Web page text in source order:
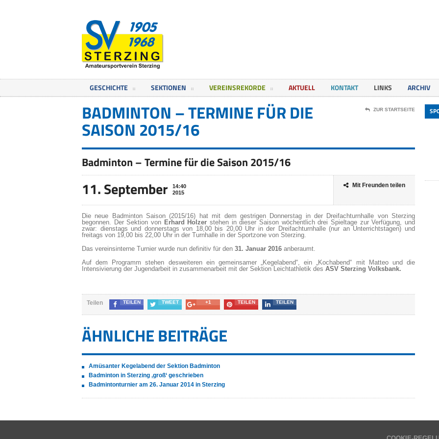
GESCHICHTE SEKTIONEN VEREINSREKORDE AKTUELL KONTAKT LINKS ARCHIV
BADMINTON – TERMINE FÜR DIE
SAISON 2015/16
ZUR STARTSEITE
Badminton – Termine für die Saison 2015/16
11. September
14:40
2015
Mit Freunden teilen
Die neue Badminton Saison (2015/16) hat mit dem gestrigen Donnerstag in der Dreifachturnhalle von Sterzing
begonnen. Der Sektion von Erhard Holzerstehen in dieser Saison wöchentlich drei Spieltage zur Verfügung, und
zwar: dienstags und donnerstags von 18,00 bis 20,00 Uhr in der Dreifachturnhalle (nur an Unterrichtstagen) und
freitags von 19,00 bis 22,00 Uhr in der Turnhalle in der Sportzone von Sterzing.
Das vereinsinterne Turnier wurde nun definitiv für den 31. Januar 2016 anberaumt.
Auf dem Programm stehen desweiteren ein gemeinsamer „Kegelabend“, ein „Kochabend“ mit Matteo und die
Intensivierung der Jugendarbeit in zusammenarbeit mit der Sektion Leichtathletik des ASV Sterzing Volksbank.
Teilen TEILEN TWEET +1 TEILEN TEILEN
ÄHNLICHE BEITRÄGE
Amüsanter Kegelabend der Sektion Badminton
Badminton in Sterzing ‚groß‘ geschrieben
Badmintonturnier am 26. Januar 2014 in Sterzing